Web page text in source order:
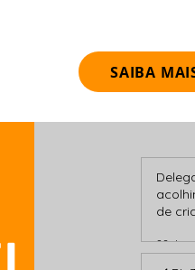
SAIBA
de
ou
28 de